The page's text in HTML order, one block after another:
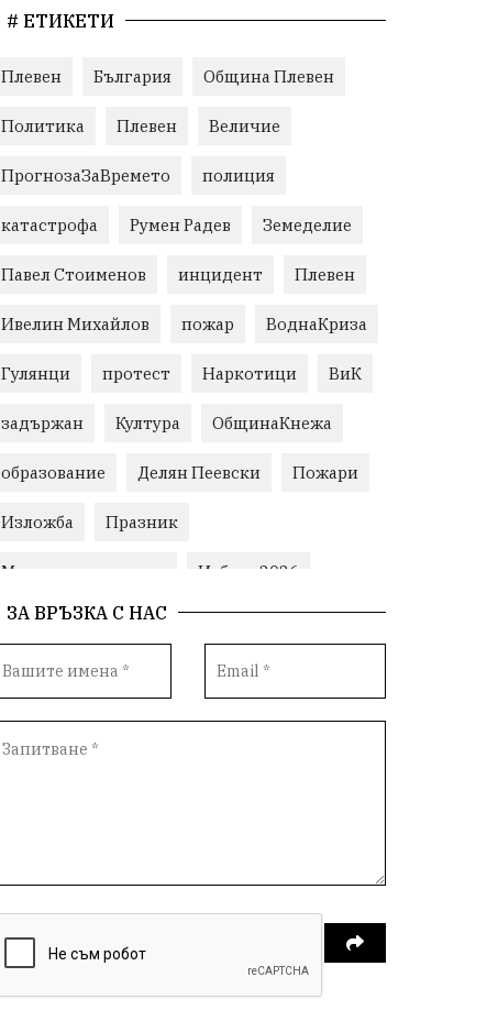
# ЕТИКЕТИ
Плевен България Община Плевен
Политика Плевен Величие
ПрогнозаЗаВремето полиция
катастрофа Румен Радев Земеделие
Павел Стоименов инцидент Плевен
Ивелин Михайлов пожар ВоднаКриза
Гулянци протест Наркотици ВиК
задържан Култура ОбщинаКнежа
образование Делян Пеевски Пожари
Изложба Празник
Министерски съвет Избори2026
Корупция воден режим
ЛетниПожари ОбластПлевен
ученици ремонти Красив Плевен
Ивелин Михайлов инфраструктура
здравеопазване задържани
ЗА ВРЪЗКА С НАС